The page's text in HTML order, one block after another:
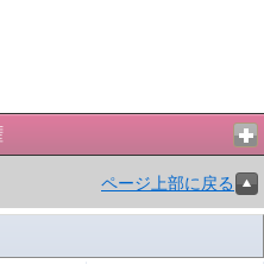
ページ上部に戻る